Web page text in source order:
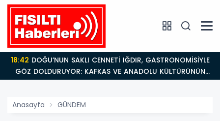
18:42
GÖZ DOLDURUYOR: KAFKAS VE ANADOLU KÜLTÜRÜNÜN
BULUŞMA NOKTASI
Anasayfa GÜNDEM